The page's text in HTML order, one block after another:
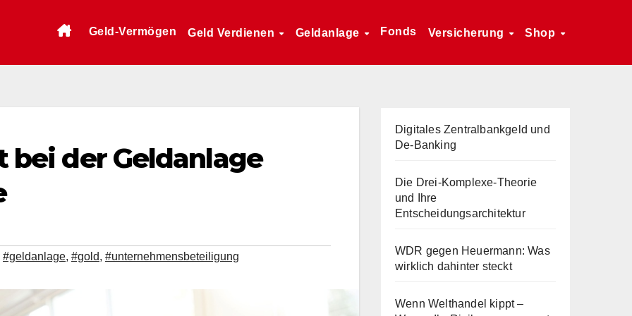
Geld-Vermögen Geld Verdienen Geldanlage Fonds Versicherung Shop
der Geldanlage
#geldanlage, #gold, #unternehmensbeteiligung
Digitales Zentralbankgeld und
De-Banking
Die Drei-Komplexe-Theorie
und Ihre
Entscheidungsarchitektur
WDR gegen Heuermann: Was
wirklich dahinter steckt
Wenn Welthandel kippt –